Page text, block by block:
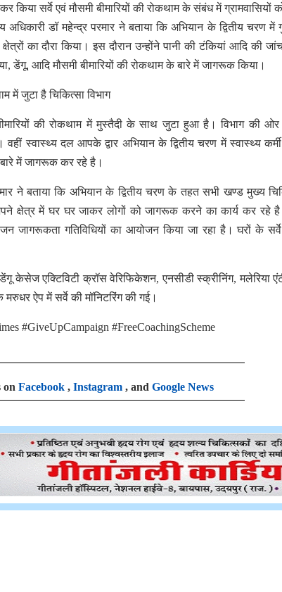
किया सर्वे एवं मौसमी बीमारियों की रोकथाम के संबंध में ग्रामवासियों
अधिकारी डॉ महेन्द्र परमार ने बताया कि अभियान के द्वितीय चरण में
का दौरा किया। इस दौरान उन्होंने पानी की टंकियां आदि की
डेंगू, आदि मौसमी बीमारियों की रोकथाम के बारे में जागरूक किया।
में जुटा है चिकित्सा विभाग
बीमारियों की रोकथाम में मुस्तैदी के साथ जुटा हुआ है। विभाग की
वहीं स्वास्थ्य दल आपके द्वार अभियान के द्वितीय चरण में स्वास्थ्य
में जागरूक कर रहे है।
ने बताया कि अभियान के द्वितीय चरण के तहत सभी खण्ड मुख्य
क्षेत्र में घर घर जाकर लोगों को जागरूक करने का कार्य कर रहे है।
जन जागरूकता गतिविधियों का आयोजन किया जा रहा है। घरों के
डेंगू केसेज एक्टिविटी क्रॉस वेरिफिकेशन, एनसीडी स्क्रीनिंग, मलेरिया
मरुधर ऐप में सर्वे की मॉनिटरिंग की गई।
#GiveUpCampaign #FreeCoachingScheme
on Facebook , Instagram , and Google News